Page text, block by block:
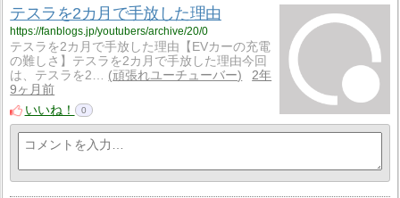
テスラを2カ月で手放した理由
https://fanblogs.jp/youtubers/archive/20/0
テスラを2カ月で手放した理由【EVカーの充電
の難しさ】テスラを2カ月で手放した理由今回
は、テスラを2…
頑張れユーチューバー
2年
9ヶ月前
いいね！
0